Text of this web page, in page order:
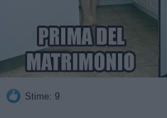
Stime: 9